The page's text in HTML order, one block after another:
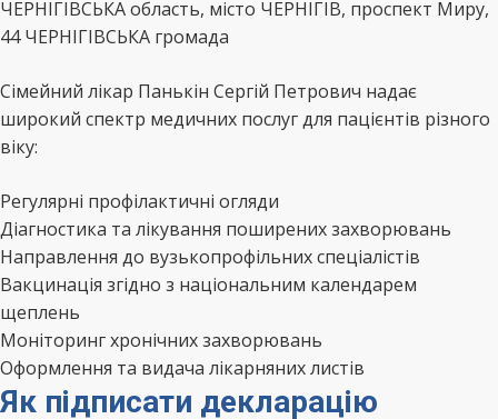
ЧЕРНІГІВСЬКА область, місто ЧЕРНІГІВ, проспект Миру,
44 ЧЕРНІГІВСЬКА громада
Сімейний лікар Панькін Сергій Петрович надає
широкий спектр медичних послуг для пацієнтів різного
віку:
Регулярні профілактичні огляди
Діагностика та лікування поширених захворювань
Направлення до вузькопрофільних спеціалістів
Вакцинація згідно з національним календарем
щеплень
Моніторинг хронічних захворювань
Оформлення та видача лікарняних листів
Як підписати декларацію